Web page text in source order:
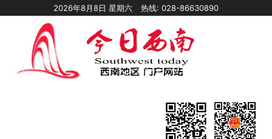
2026年8月8日 星期六 热线: 028-86630890